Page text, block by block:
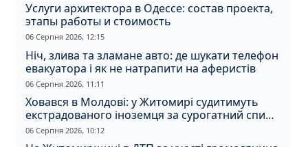
Услуги архитектора в Одессе: состав проекта,
этапы работы и стоимость
06 Серпня 2026, 12:15
Ніч, злива та зламане авто: де шукати телефон
евакуатора і як не натрапити на аферистів
06 Серпня 2026, 11:11
Ховався в Молдові: у Житомирі судитимуть
екстрадованого іноземця за сурогатний спирт
і відмивання грошей
06 Серпня 2026, 10:12